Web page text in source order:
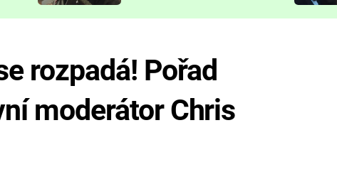
rozpadá! Pořad
moderátor Chris